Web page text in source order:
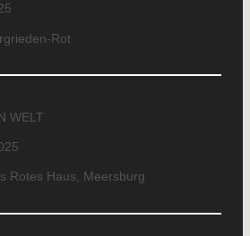
Rot
WELT
Rotes Haus, Meersburg